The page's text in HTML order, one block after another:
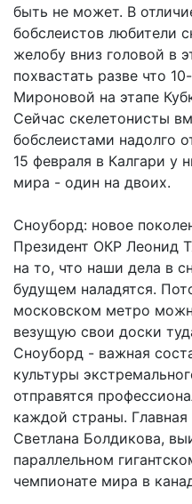
быть не может. В
бобслеистов любители
желобу вниз головой в
похвастать разве что
Мироновой на этапе
Сейчас скелетонисты
бобслеистами надолго
15 февраля в Калгари у
мира - один на двоих.
Сноуборд: новое
Президент ОКР Леонид
на то, что наши дела в
будущем наладятся.
московском метро
везущую свои доски
Сноуборд - важная
культуры
отправятся
каждой страны.
Светлана Болдикова,
параллельном
чемпионате мира в